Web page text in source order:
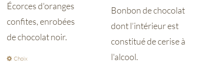
Écorces d'oranges
confites, enrobées
de chocolat noir.
Choix
Bonbon de chocolat
dont l’intérieur est
constitué de cerise à
l'alcool.